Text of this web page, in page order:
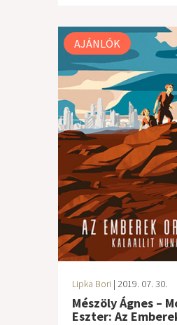
AJÁNLÓK
Lipka Bori | 2019. 07. 30.
Mészöly Ágnes –
Eszter: Az